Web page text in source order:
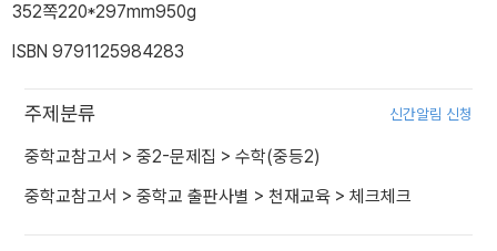
352쪽220*297mm950g
ISBN 9791125984283
주제분류 신간알림 신청
중학교참고서 > 중2-문제집 > 수학(중등2)
중학교참고서 > 중학교 출판사별 > 천재교육 > 체크체크